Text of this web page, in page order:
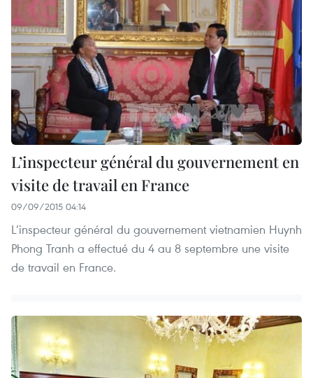
L’inspecteur général du gouvernement en
visite de travail en France
09/09/2015 04:14
L’inspecteur général du gouvernement vietnamien Huynh
Phong Tranh a effectué du 4 au 8 septembre une visite
de travail en France.